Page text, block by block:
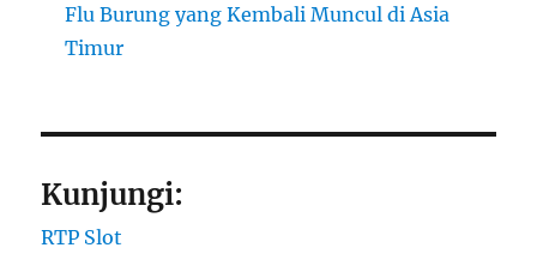
Flu Burung yang Kembali Muncul di Asia
Timur
Kunjungi:
RTP Slot